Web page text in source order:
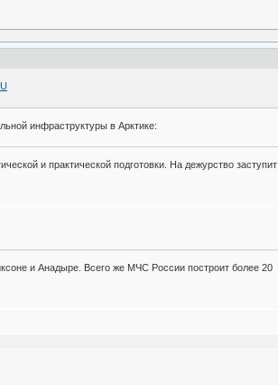
инфраструктуры в Арктике:
и практической подготовки. На дежурство заступит
и Анадыре. Всего же МЧС России построит более 20